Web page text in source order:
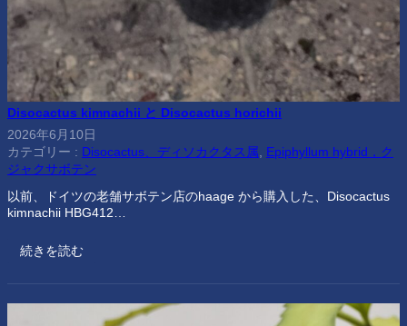
Disocactus kimnachii と Disocactus horichii
2026年6月10日
カテゴリー : Disocactus、ディソカクタス属
Epiphyllum hybrid，ク
ジャクサボテン
以前、ドイツの老舗サボテン店のhaage から購入した、Disocactus
kimnachii HBG412…
続きを読む